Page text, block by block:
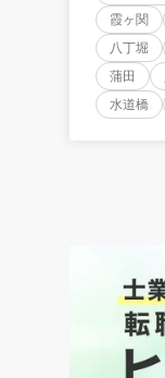
霞ヶ関
八丁堀
蒲田
水道橋